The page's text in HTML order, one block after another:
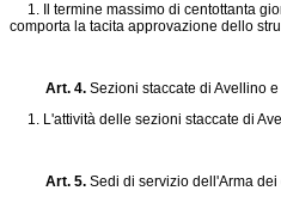
1. Il termine massimo di centottanta
comporta la tacita approvazione dello
Art. 4. Sezioni staccate di Avellino
1. L'attività delle sezioni staccate di
Art. 5. Sedi di servizio dell'Arma